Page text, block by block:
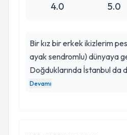
4.0 5.0
Bir kız bir erkek ikizlerim pes ekinovarus (çarpık
ayak sendromlu) dünyaya
Doğduklarında İstanbul da
dolayı tedavileri
Devamı